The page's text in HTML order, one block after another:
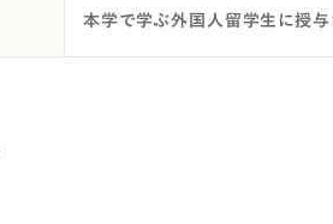
本学で学ぶ外国人留学生に授与